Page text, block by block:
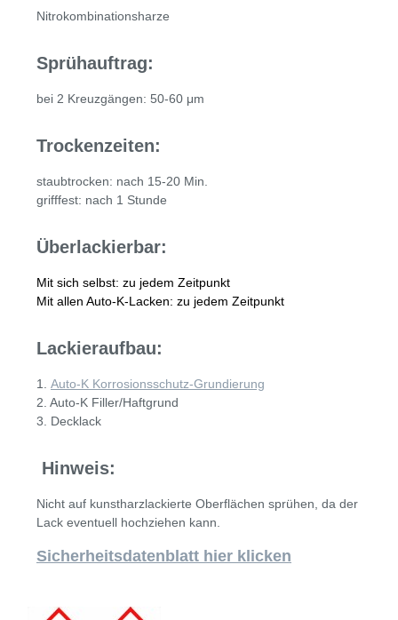
Nitrokombinationsharze
Sprühauftrag:
bei 2 Kreuzgängen: 50-60 μm
Trockenzeiten:
staubtrocken: nach 15-20 Min.
grifffest: nach 1 Stunde
Überlackierbar:
Mit sich selbst: zu jedem Zeitpunkt
Mit allen Auto-K-Lacken: zu jedem Zeitpunkt
Lackieraufbau:
1. Auto-K Korrosionsschutz-Grundierung
2. Auto-K Filler/Haftgrund
3. Decklack
Hinweis:
Nicht auf kunstharzlackierte Oberflächen sprühen, da der
Lack eventuell hochziehen kann.
Sicherheitsdatenblatt hier klicken